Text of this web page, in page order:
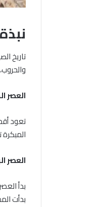
تاريخ
العصر
العصر
بدأت